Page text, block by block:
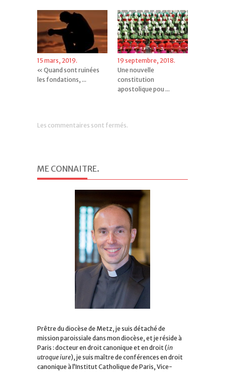
15 mars, 2019.
« Quand sont ruinées
les fondations, ...
19 septembre, 2018.
Une nouvelle
constitution
apostolique pou ...
Les commentaires sont fermés.
ME CONNAITRE.
Prêtre du diocèse de Metz, je suis détaché de
mission paroissiale dans mon diocèse, et je réside à
Paris : docteur en droit canonique et en droit (in
utroque iure), je suis maître de conférences en droit
canonique à l’Institut Catholique de Paris, Vice-